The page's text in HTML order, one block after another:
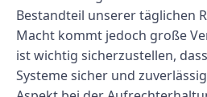
Bestandteil unserer täglichen
Macht kommt jedoch große
ist wichtig sicherzustellen,
Systeme sicher und